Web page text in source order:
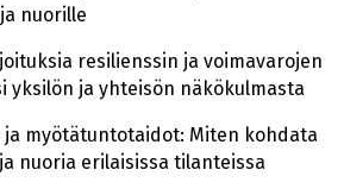
nuorille
resilienssin ja voimavarojen
yksilön ja yhteisön näkökulmasta
ja myötätuntotaidot: Miten kohdata
nuoria erilaisissa tilanteissa